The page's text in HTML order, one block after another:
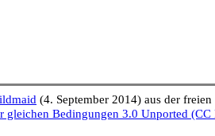
(4. September 2014) aus der
gleichen Bedingungen 3.0 Unported (CC